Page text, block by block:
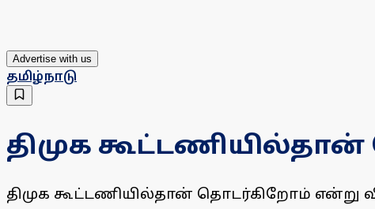
Advertise with us
தமிழ்நாடு
திமுக
திமுக கூட்டணியில்தான் தொடர்கிறோம் என்று